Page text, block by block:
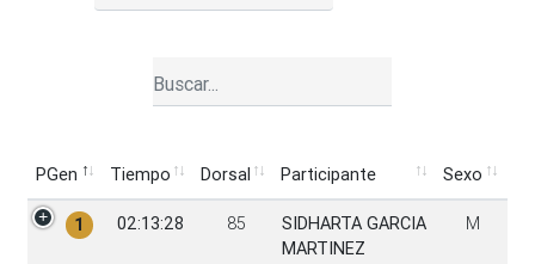
PGen Tiempo Dorsal Participante
Sexo
PGen
Tiempo Dorsal Participante Sexo
1 02:13:28 85
SIDHARTA GARCIA
MARTINEZ
M